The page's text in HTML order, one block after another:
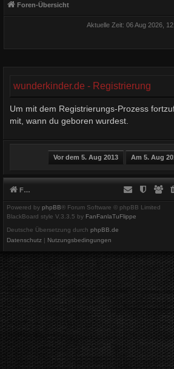
Foren-Übersicht
Aktuelle Zeit: 06 Aug 2026,
wunderkinder.de - Registrierung
Um mit dem Registrierungs-Prozess
mit, wann du geboren wurdest.
Foren-Übersicht
Powered by phpBB® Forum Software © phpBB Limited
BlackBoard style V.3.3.5 by FanFanlaTuFlippe
Deutsche Übersetzung durch phpBB.de
Datenschutz | Nutzungsbedingungen